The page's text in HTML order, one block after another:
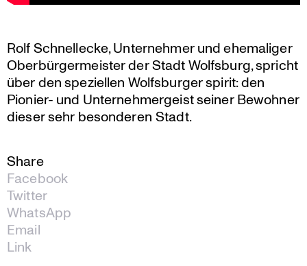
Rolf Schnel­lecke, Unter­nehmer und ehema­liger
Oberbür­ger­meister der Stadt Wolfsburg, spricht
über den spezi­ellen Wolfs­burger spirit: den
Pionier- und Unter­neh­mer­geist seiner Bewohner
dieser sehr beson­deren Stadt.
Share
Facebook
Twitter
WhatsApp
Email
Link